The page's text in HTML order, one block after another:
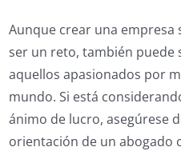
Aunque crear una
ser un reto, también puede
aquellos apasionados por
mundo. Si está
ánimo de lucro, asegúrese
orientación de un abogado